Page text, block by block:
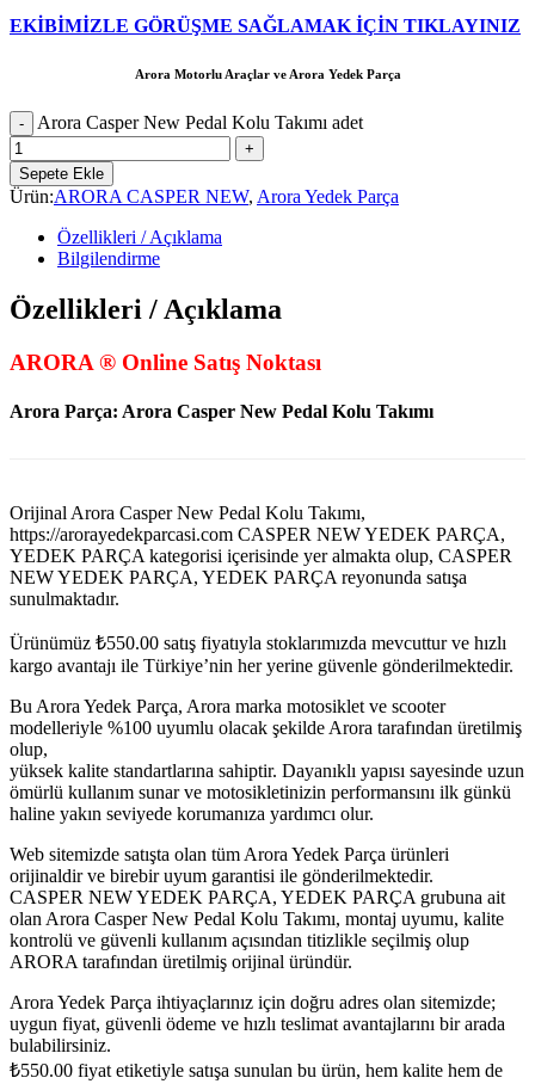
EKİBİMİZLE GÖRÜŞME SAĞLAMAK İÇİN TIKLAYINIZ
Arora Motorlu Araçlar ve Arora Yedek Parça
Arora Casper New Pedal Kolu Takımı adet
Sepete Ekle
Ürün:ARORA CASPER NEW, Arora Yedek Parça
Özellikleri / Açıklama
Bilgilendirme
Özellikleri / Açıklama
ARORA ® Online Satış Noktası
Arora Parça: Arora Casper New Pedal Kolu Takımı
Orijinal Arora Casper New Pedal Kolu Takımı,
https://arorayedekparcasi.com CASPER NEW YEDEK PARÇA,
YEDEK PARÇA kategorisi içerisinde yer almakta olup, CASPER
NEW YEDEK PARÇA, YEDEK PARÇA reyonunda satışa
sunulmaktadır.
Ürünümüz ₺550.00 satış fiyatıyla stoklarımızda mevcuttur ve hızlı
kargo avantajı ile Türkiye’nin her yerine güvenle gönderilmektedir.
Bu Arora Yedek Parça, Arora marka motosiklet ve scooter
modelleriyle %100 uyumlu olacak şekilde Arora tarafından üretilmiş
olup,
yüksek kalite standartlarına sahiptir. Dayanıklı yapısı sayesinde uzun
ömürlü kullanım sunar ve motosikletinizin performansını ilk günkü
haline yakın seviyede korumanıza yardımcı olur.
Web sitemizde satışta olan tüm Arora Yedek Parça ürünleri
orijinaldir ve birebir uyum garantisi ile gönderilmektedir.
CASPER NEW YEDEK PARÇA, YEDEK PARÇA grubuna ait
olan Arora Casper New Pedal Kolu Takımı, montaj uyumu, kalite
kontrolü ve güvenli kullanım açısından titizlikle seçilmiş olup
ARORA tarafından üretilmiş orijinal üründür.
Arora Yedek Parça ihtiyaçlarınız için doğru adres olan sitemizde;
uygun fiyat, güvenli ödeme ve hızlı teslimat avantajlarını bir arada
bulabilirsiniz.
₺550.00 fiyat etiketiyle satışa sunulan bu ürün, hem kalite hem de